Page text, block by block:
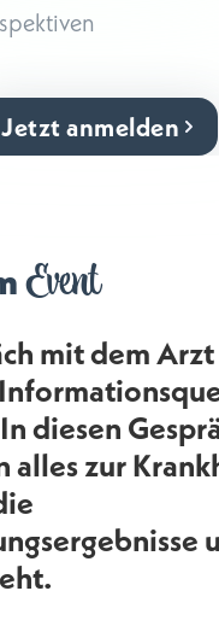
Jetzt anmelden
Event
mit dem
diesen
alles zur